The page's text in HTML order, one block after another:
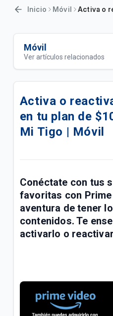
Inicio Móvil
Móvil
Ver artículos relacionados
¿Cómo saber si mi línea
Venta de celulares libres
¿Cómo configurar la red
¿Cómo configurar la red
¿Cómo llega mi factura
línea móvil? | Móvil
Lo que debes saber para
tienes una deuda
¿Cómo consultar tus
Activa o
en tu plan de
Mi Tigo | Móvil
Conéctate con tus
favoritas con
aventura de tener
contenidos. Te
activarlo o